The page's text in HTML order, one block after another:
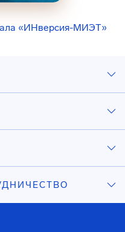
«ИНверсия-МИЭТ»